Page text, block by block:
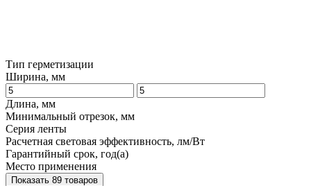
Тип герметизации
Ширина, мм
Длина, мм
Минимальный отрезок, мм
Серия ленты
Расчетная световая эффективность, лм/Вт
Гарантийный срок, год(а)
Место применения
Показать 89 товаров